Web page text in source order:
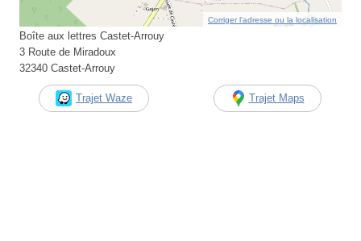
Corriger l’adresse ou la localisation
Boîte aux lettres Castet-Arrouy
3 Route de Miradoux
32340 Castet-Arrouy
Trajet Waze Trajet Maps